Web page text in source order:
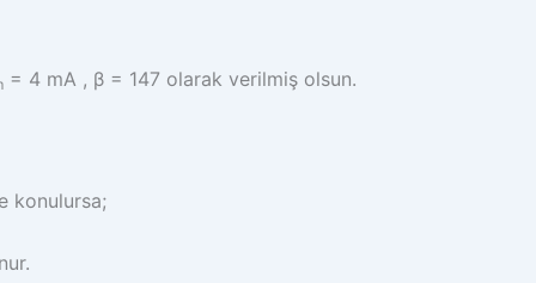
= 4 mA , β = 147 olarak verilmiş olsun.
konulursa;